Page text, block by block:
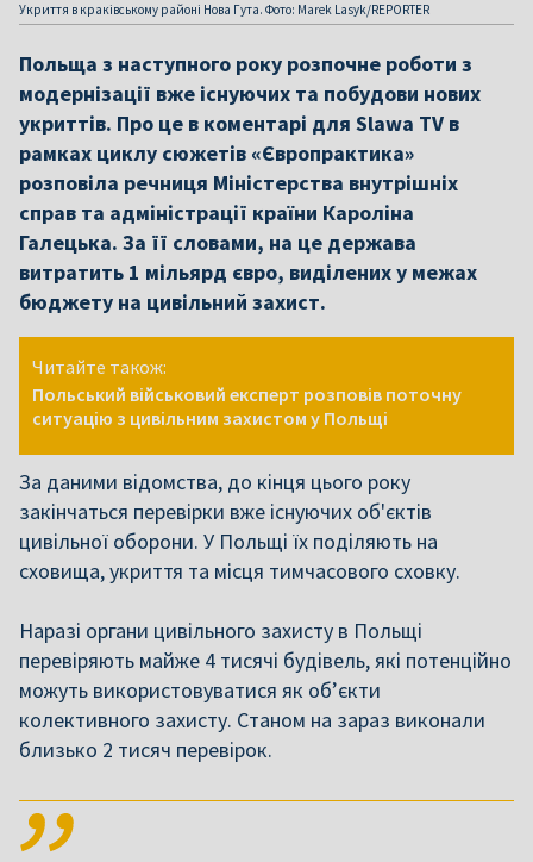
Укриття в краківському районі Нова Гута. Фото: Marek Lasyk/REPORTER
Польща з наступного року розпочне роботи з
модернізації вже існуючих та побудови нових
укриттів. Про це в коментарі для Slawa TV в
рамках циклу сюжетів «Європрактика»
розповіла речниця Міністерства внутрішніх
справ та адміністрації країни Кароліна
Галецька. За її словами, на це держава
витратить 1 мільярд євро, виділених у межах
бюджету на цивільний захист.
Читайте також:
Польський військовий експерт розповів поточну
ситуацію з цивільним захистом у Польщі
За даними відомства, до кінця цього року
закінчаться перевірки вже існуючих об'єктів
цивільної оборони. У Польщі їх поділяють на
сховища, укриття та місця тимчасового сховку.
Наразі органи цивільного захисту в Польщі
перевіряють майже 4 тисячі будівель, які потенційно
можуть використовуватися як об’єкти
колективного захисту. Станом на зараз виконали
близько 2 тисяч перевірок.